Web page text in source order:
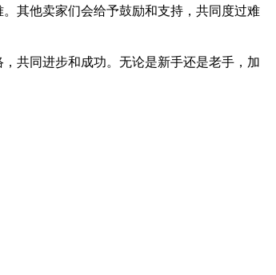
其他卖家们会给予鼓励和支持，共同度过难
共同进步和成功。无论是新手还是老手，加